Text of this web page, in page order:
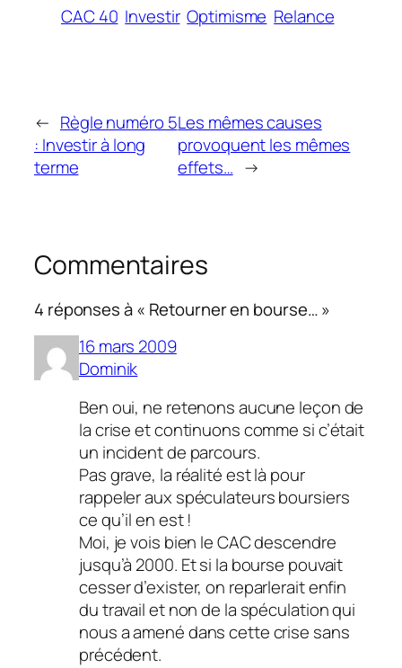
CAC 40 Investir Optimisme Relance
← Règle numéro 5
: Investir à long
terme
Les mêmes causes
provoquent les mêmes
effets… →
Commentaires
4 réponses à « Retourner en bourse… »
16 mars 2009
Dominik
Ben oui, ne retenons aucune leçon de
la crise et continuons comme si c’était
un incident de parcours.
Pas grave, la réalité est là pour
rappeler aux spéculateurs boursiers
ce qu’il en est !
Moi, je vois bien le CAC descendre
jusqu’à 2000. Et si la bourse pouvait
cesser d’exister, on reparlerait enfin
du travail et non de la spéculation qui
nous a amené dans cette crise sans
précédent.